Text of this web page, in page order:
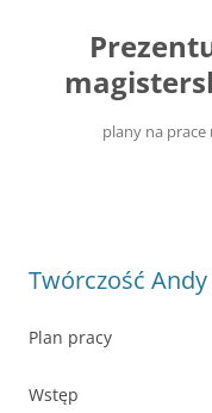
plany na prace
Twórczość
Plan pracy
Wstęp